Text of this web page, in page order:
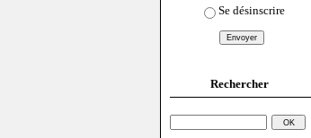
Se désinscrire
Rechercher